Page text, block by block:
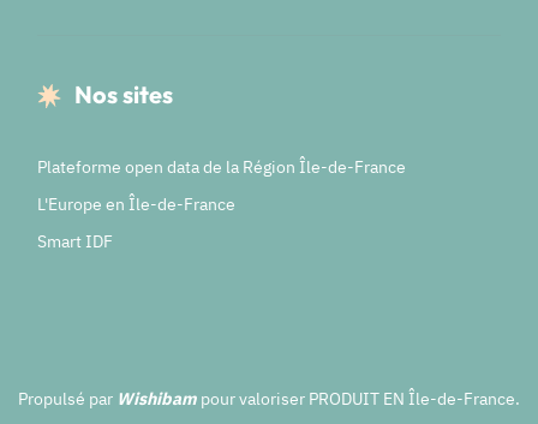
Nos sites
Plateforme open data de la Région Île-de-France
L'Europe en Île-de-France
Smart IDF
Propulsé par Wishibam pour valoriser PRODUIT EN Île-de-France.